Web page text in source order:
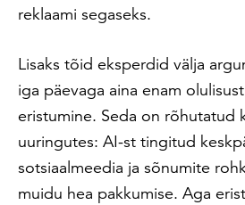
reklaami segaseks.
Lisaks tõid eksperdid välja
iga päevaga aina enam
eristumine. Seda on rõhutatud
uuringutes: AI-st tingitud
sotsiaalmeedia ja sõnumite
muidu hea pakkumise. Aga